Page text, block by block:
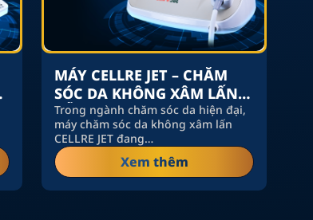
MÁY CELLRE JET – CHĂM
SÓC DA KHÔNG XÂM LẤN
DẪN ĐẦU XU HƯỚNG 2024
Trong ngành chăm sóc da hiện đại,
máy chăm sóc da không xâm lấn
CELLRE JET đang…
Xem thêm